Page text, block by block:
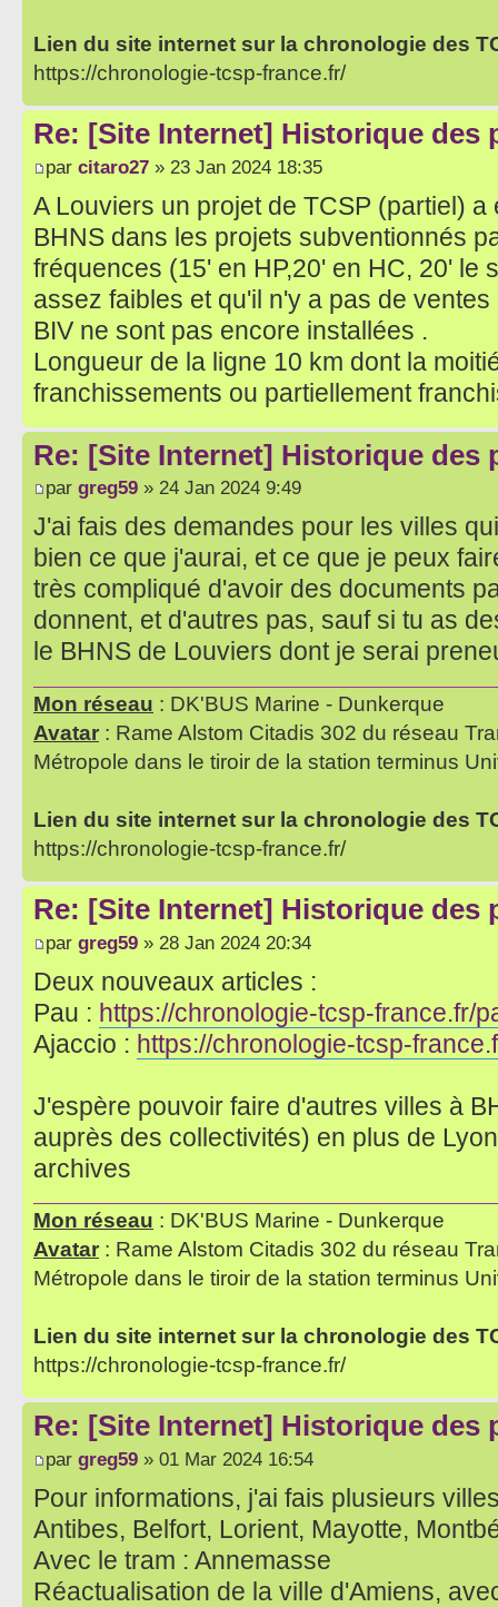
Lien du site internet sur la chronologie des
https://chronologie-tcsp-france.fr/
Re: [Site Internet] Historique des
par citaro27 » 23 Jan 2024 18:35
A Louviers un projet de TCSP (partiel)
BHNS dans les projets subventionnés
fréquences (15' en HP,20' en HC, 20' le
assez faibles et qu'il n'y a pas de
BIV ne sont pas encore installées .
Longueur de la ligne 10 km dont la
franchissements ou partiellement
Re: [Site Internet] Historique des
par greg59 » 24 Jan 2024 9:49
J'ai fais des demandes pour les villes
bien ce que j'aurai, et ce que je peux
très compliqué d'avoir des documents
donnent, et d'autres pas, sauf si tu as
le BHNS de Louviers dont je serai
Mon réseau : DK'BUS Marine - Dunkerque
Avatar : Rame Alstom Citadis 302 du réseau
Métropole dans le tiroir de la station terminus
Lien du site internet sur la chronologie des
https://chronologie-tcsp-france.fr/
Re: [Site Internet] Historique des
par greg59 » 28 Jan 2024 20:34
Deux nouveaux articles :
Pau : https://chronologie-tcsp-france.fr/
Ajaccio : https://chronologie-tcsp-
J'espère pouvoir faire d'autres villes à
auprès des collectivités) en plus de
archives
Mon réseau : DK'BUS Marine - Dunkerque
Avatar : Rame Alstom Citadis 302 du réseau
Métropole dans le tiroir de la station terminus
Lien du site internet sur la chronologie des
https://chronologie-tcsp-france.fr/
Re: [Site Internet] Historique des
par greg59 » 01 Mar 2024 16:54
Pour informations, j'ai fais plusieurs
Antibes, Belfort, Lorient, Mayotte,
Avec le tram : Annemasse
Réactualisation de la ville d'Amiens,